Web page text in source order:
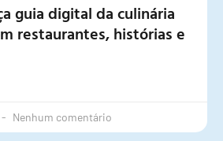
guia digital da culinária
restaurantes, histórias e
Nenhum comentário